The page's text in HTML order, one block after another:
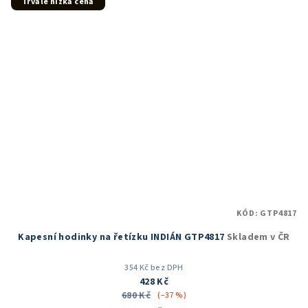
Kapesní hodinky na řetízku INDIÁN GTP4817 Skladem v ČR
354 Kč bez DPH
428 Kč
680 Kč (–37 %)
KÓD: GTP4817